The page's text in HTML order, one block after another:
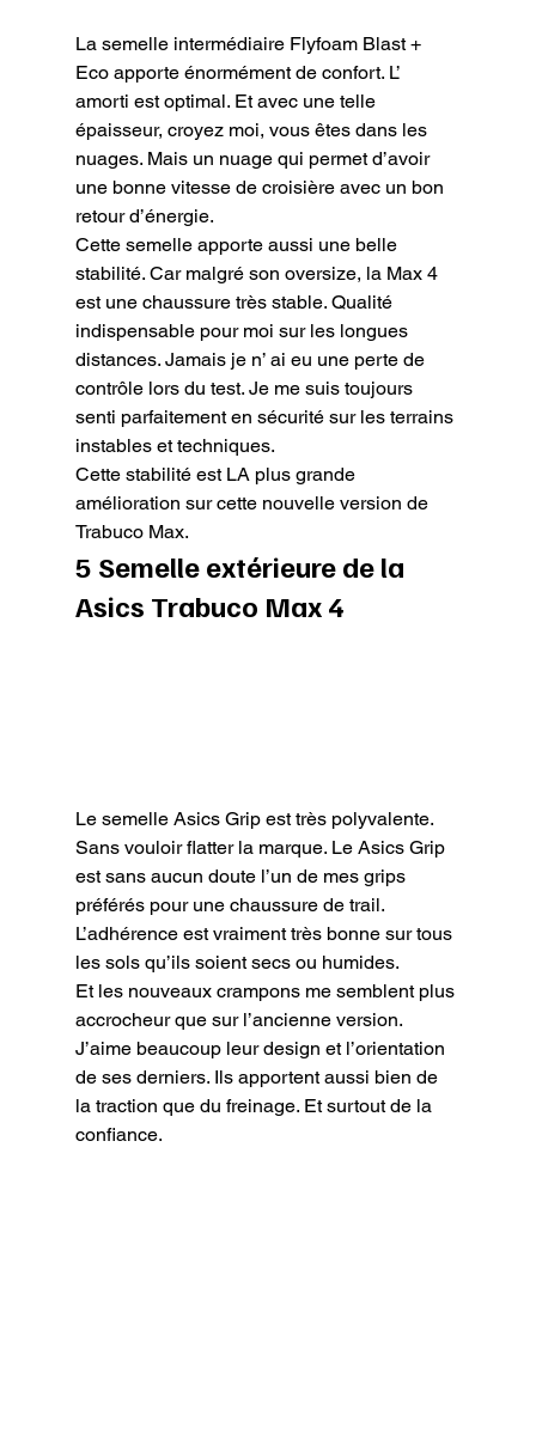
La semelle intermédiaire Flyfoam Blast +
Eco apporte énormément de confort. L’
amorti est optimal. Et avec une telle
épaisseur, croyez moi, vous êtes dans les
nuages. Mais un nuage qui permet d’avoir
une bonne vitesse de croisière avec un bon
retour d’énergie.
Cette semelle apporte aussi une belle
stabilité. Car malgré son oversize, la Max 4
est une chaussure très stable. Qualité
indispensable pour moi sur les longues
distances. Jamais je n’ ai eu une perte de
contrôle lors du test. Je me suis toujours
senti parfaitement en sécurité sur les terrains
instables et techniques.
Cette stabilité est LA plus grande
amélioration sur cette nouvelle version de
Trabuco Max.
5 Semelle extérieure de la
Asics Trabuco Max 4
Le semelle Asics Grip est très polyvalente.
Sans vouloir flatter la marque. Le Asics Grip
est sans aucun doute l’un de mes grips
préférés pour une chaussure de trail.
L’adhérence est vraiment très bonne sur tous
les sols qu’ils soient secs ou humides.
Et les nouveaux crampons me semblent plus
accrocheur que sur l’ancienne version.
J’aime beaucoup leur design et l’orientation
de ses derniers. Ils apportent aussi bien de
la traction que du freinage. Et surtout de la
confiance.